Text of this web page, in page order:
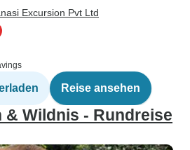
Excursion Pvt Ltd
Reise ansehen
Wildnis - Rundreise